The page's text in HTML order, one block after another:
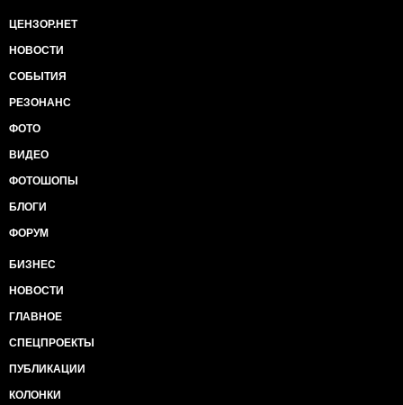
ЦЕНЗОР.НЕТ
НОВОСТИ
СОБЫТИЯ
РЕЗОНАНС
ФОТО
ВИДЕО
ФОТОШОПЫ
БЛОГИ
ФОРУМ
БИЗНЕС
НОВОСТИ
ГЛАВНОЕ
СПЕЦПРОЕКТЫ
ПУБЛИКАЦИИ
КОЛОНКИ